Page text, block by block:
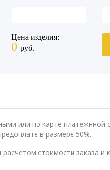
Цена изделия:
0 руб.
или по карте
в размере 50%.
стоимости заказа и